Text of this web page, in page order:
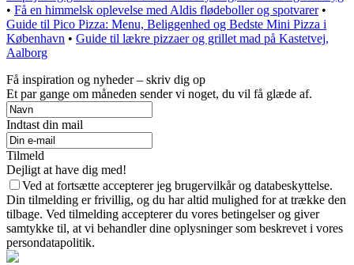
• Få en himmelsk oplevelse med Aldis flødeboller og spotvarer•
Guide til Pico Pizza: Menu, Beliggenhed og Bedste Mini Pizza i
København • Guide til lækre pizzaer og grillet mad på Kastetvej,
Aalborg
Få inspiration og nyheder – skriv dig op
Et par gange om måneden sender vi noget, du vil få glæde af.
Indtast din mail
Tilmeld
Dejligt at have dig med!
Ved at fortsætte accepterer jeg brugervilkår og databeskyttelse.
Din tilmelding er frivillig, og du har altid mulighed for at trække den
tilbage. Ved tilmelding accepterer du vores betingelser og giver
samtykke til, at vi behandler dine oplysninger som beskrevet i vores
persondatapolitik.